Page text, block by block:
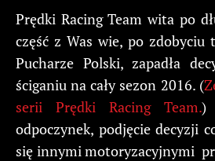
Prędki Racing Team wita po
część z Was wie, po zdobyciu
Pucharze Polski, zapadła
ściganiu na cały sezon 2016. (
serii Prędki Racing Team.)
odpoczynek, podjęcie decyzji
się innymi motoryzacyjnymi